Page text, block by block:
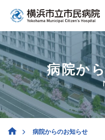
病院か
病院からのお知らせ